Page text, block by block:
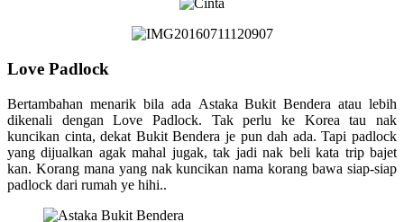
Love Padlock
Bertambahan menarik bila ada Astaka Bukit Bendera atau lebih
dikenali dengan Love Padlock. Tak perlu ke Korea tau nak
kuncikan cinta, dekat Bukit Bendera je pun dah ada. Tapi padlock
yang dijualkan agak mahal jugak, tak jadi nak beli kata trip bajet
kan. Korang mana yang nak kuncikan nama korang bawa siap-siap
padlock dari rumah ye hihi..